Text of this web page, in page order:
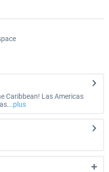
Caribbean! Las Americas
plus